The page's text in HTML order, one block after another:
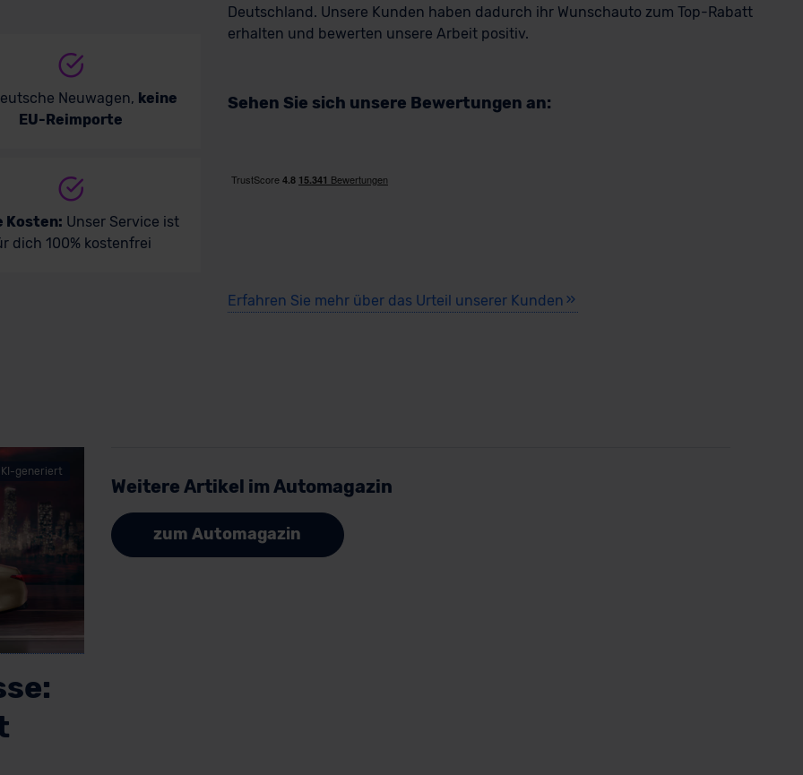
Neuwagen, keine
EU-Reimporte
Kosten: Unser Service ist
dich 100% kostenfrei
Deutschland. Unsere Kunden haben dadurch ihr Wunschauto zum Top-Rabatt
erhalten und bewerten unsere Arbeit positiv.
Sehen Sie sich unsere Bewertungen an:
Erfahren Sie mehr über das Urteil unserer Kunden
KI-generiert
Weitere Artikel im Automagazin
zum Automagazin